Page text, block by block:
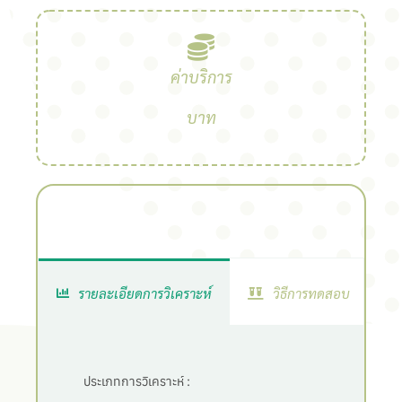
ค่าบริการ
บาท
รายละเอียดการวิเคราะห์ วิธีการทดสอบ
ประเภทการวิเคราะห์ :